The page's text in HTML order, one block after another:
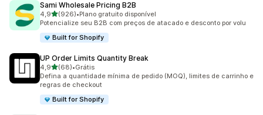
Sami Wholesale Pricing B2B
4,9de 5 estrelas
(926)
926 avaliações ao todo
•Plano gratuito disponível
Potencialize seu B2B com preços de atacado e desconto por volu
Built for Shopify
UP Order Limits Quantity Break
4,9de 5 estrelas
(68)
68 avaliações ao todo
•Grátis
Defina a quantidade mínima de pedido (MOQ), limites de carrinho e
regras de checkout
Built for Shopify